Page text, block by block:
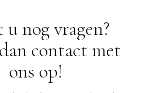
u nog vragen?
contact met
ons op!